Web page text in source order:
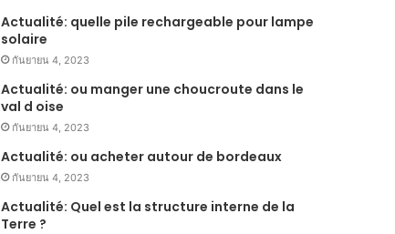
Actualité: quelle pile rechargeable pour lampe
solaire
กันยายน 4, 2023
Actualité: ou manger une choucroute dans le
val d oise
กันยายน 4, 2023
Actualité: ou acheter autour de bordeaux
กันยายน 4, 2023
Actualité: Quel est la structure interne de la
Terre ?